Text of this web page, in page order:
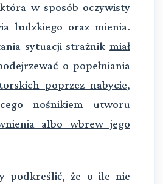
w sposób oczywisty
ludzkiego oraz mienia.
sytuacji strażnik miał
o popełniania
poprzez nabycie,
nośnikiem utworu
albo wbrew jego
podkreślić, że o ile nie